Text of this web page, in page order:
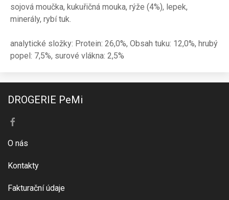
sojová moučka, kukuřičná mouka, rýže (4%), lepek,
minerály, rybí tuk.
analytické složky: Protein: 26,0%, Obsah tuku: 12,0%, hrubý
popel: 7,5%, surové vlákna: 2,5%
DROGERIE PeMi
O nás
Kontakty
Fakturační údaje